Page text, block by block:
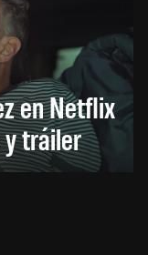
en Netflix
y tráiler